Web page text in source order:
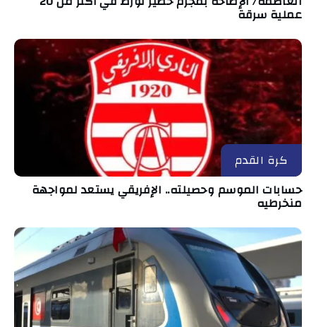
عملية سرقة
كرة القدم
حسابات الموسم وحصيلته.. الإفريقي يستعد لمواجهة
منخرطيه